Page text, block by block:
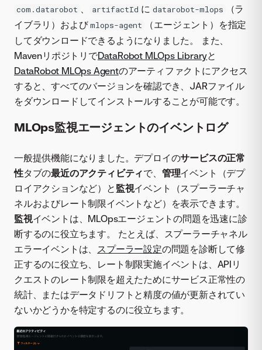
com.datarobot 、 artifactId に datarobot-mlops
（ラ
イブラリ）および mlops-agent
（エージェント）を指定
してダウンロードできるようになりました。 また、
MavenリポジトリでDataRobot MLOps Libraryと
DataRobot MLOps Agentのアーティファクトにアクセス
すると、すべてのバージョンを確認でき、JARファイル
をダウンロードしてインストールすることが可能です。
MLOps監視エージェントのイベントログ
一般提供機能になりました。デプロイのサービスの正常
性タブの最近のアクティビティで、 管理イベント（デプ
ロイアクションなど）と 監視イベント（スプーラーチャ
ネルおよびレート制限イベントなど）を表示できます。
監視イベントは、MLOpsエージェントの問題を迅速に診
断するのに役立ちます。 たとえば、スプーラーチャネル
エラーイベントは、 スプーラー設定の問題を診断して修
正するのに役立ち、レート制限実施イベントは、APIリ
クエストのレート制限を超えたためにサービス正常性の
統計、またはデータドリフトと精度の値が更新されてい
ないかどうかを特定するのに役立ちます。